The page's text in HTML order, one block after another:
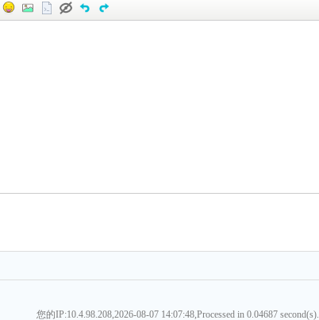
您的IP:10.4.98.208,2026-08-07 14:07:48,Processed in 0.04687 second(s).